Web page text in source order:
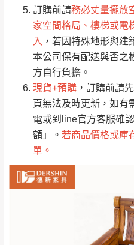
訂購前請務必丈量擺放
家空間格局、樓梯或電
入 ，若因特殊地形與建
本公司保有配送與否之
方自行負擔。
現貨+預購 ，訂購前請
頁無法及時更新，如有
電或到line官方客服確
額」。 若商品價格或庫
單。
新竹
台北
電話聯絡或E-Mail
（線上客
服 LINE
下單前先詢問是否
現貨我們客服會再
（洽詢方式請搜尋
運送範圍：限定北
地區恕無法提供運
配送範圍：
苗栗至基隆；其它
地型限制(山區、鄉
法搬運上樓等因素
保有出貨的權利。
保護物流人員的工